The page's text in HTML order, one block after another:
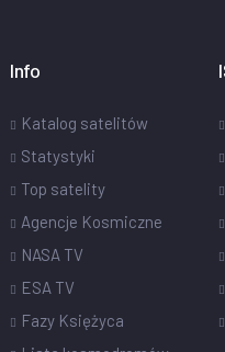
Info
Katalog satelitów
Statystyki
Top satelity
Agencje Kosmiczne
NASA TV
ESA TV
Fazy Księżyca